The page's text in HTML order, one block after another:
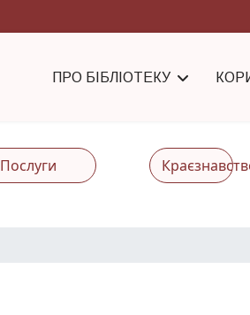
ПРО БІБЛІОТЕКУ
Послуги